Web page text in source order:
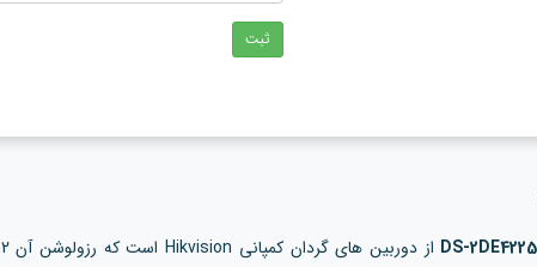
ثبت
از دوربین های گردان کمپانی Hikvision است که رزولوشن آن 2